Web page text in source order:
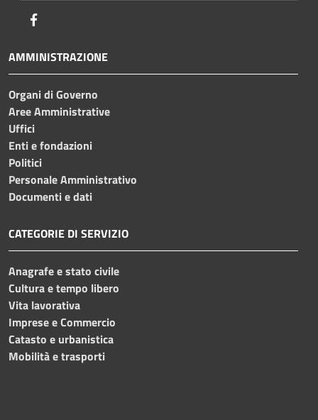
AMMINISTRAZIONE
Organi di Governo
Aree Amministrative
Uffici
Enti e fondazioni
Politici
Personale Amministrativo
Documenti e dati
CATEGORIE DI SERVIZIO
Anagrafe e stato civile
Cultura e tempo libero
Vita lavorativa
Imprese e Commercio
Catasto e urbanistica
Mobilità e trasporti